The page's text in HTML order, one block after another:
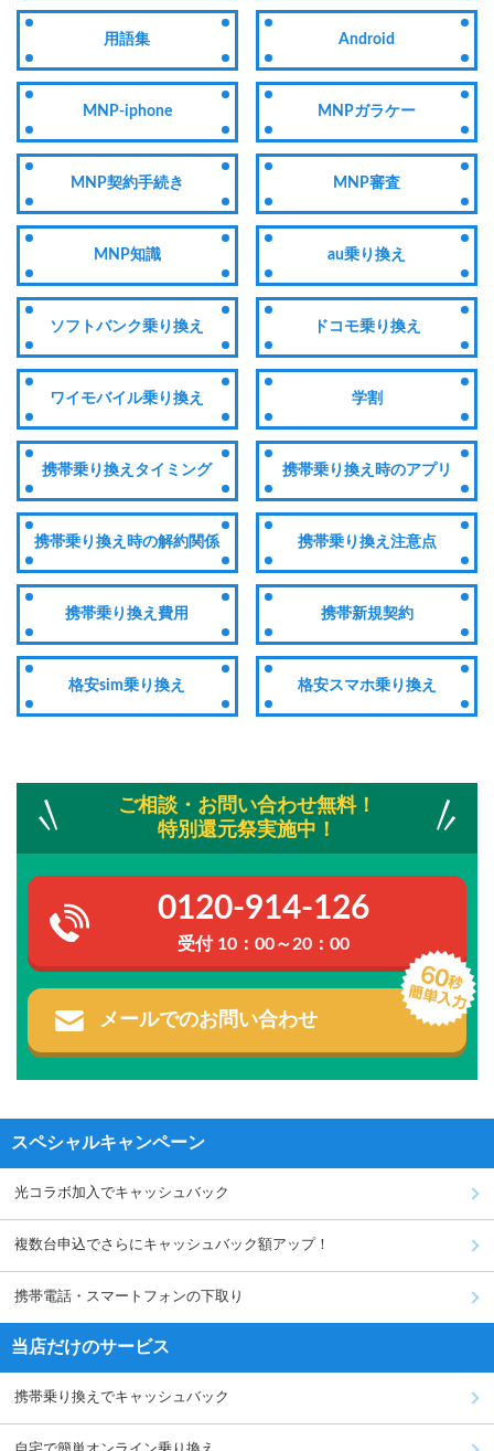
用語集 Android
MNP-iphone MNPガラケー
MNP契約手続き MNP審査
MNP知識 au乗り換え
ソフトバンク乗り換え ドコモ乗り換え
ワイモバイル乗り換え 学割
携帯乗り換えタイミング 携帯乗り換え時のアプリ
携帯乗り換え時の解約関係 携帯乗り換え注意点
携帯乗り換え費用 携帯新規契約
格安sim乗り換え 格安スマホ乗り換え
ご相談・お問い合わせ無料！
特別還元祭実施中！
0120-914-126
受付 10：00～20：00
メールでのお問い合わせ
スペシャルキャンペーン
光コラボ加入でキャッシュバック
複数台申込でさらにキャッシュバック額アップ！
携帯電話・スマートフォンの下取り
当店だけのサービス
携帯乗り換えでキャッシュバック